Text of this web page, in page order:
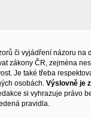
či vyjádření názoru na
zákony ČR, zejména
Je také třeba
osobách. Výslovně je
si vyhrazuje právo
pravidla.